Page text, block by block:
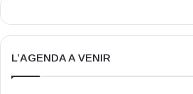
L’AGENDA A VENIR